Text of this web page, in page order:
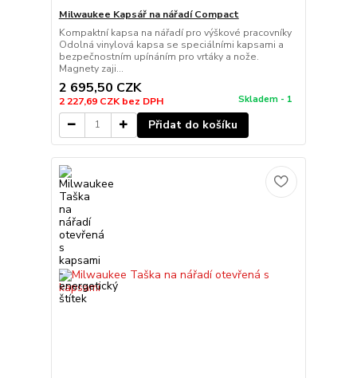
Milwaukee Kapsář na nářadí Compact
Kompaktní kapsa na nářadí pro výškové pracovníky
Odolná vinylová kapsa se speciálními kapsami a
bezpečnostním upínáním pro vrtáky a nože.
Magnety zaji...
2 695,50 CZK
2 227,69 CZKbez DPH Skladem - 1
Přidat do košíku